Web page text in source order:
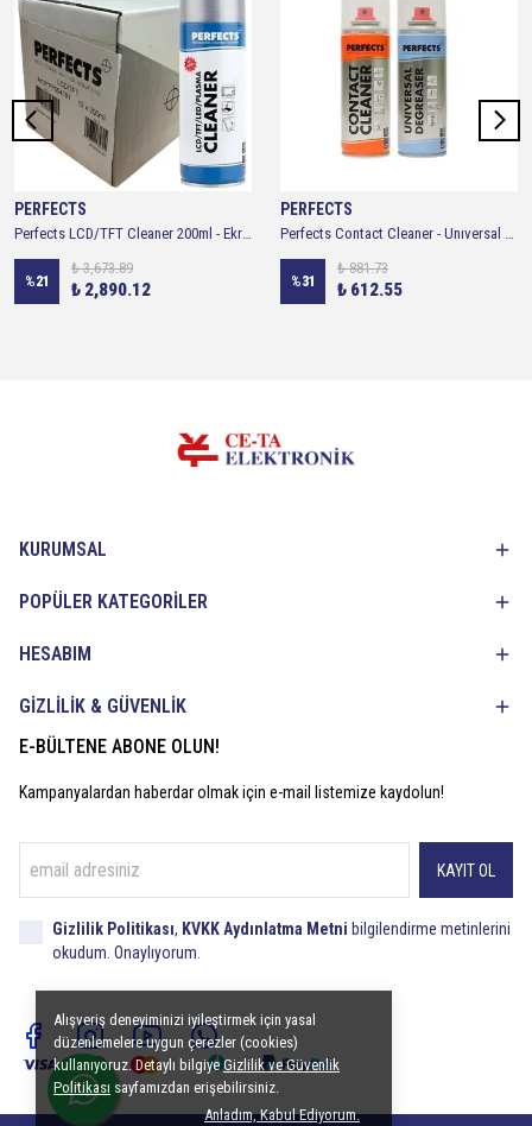
Alışveriş deneyiminizi iyileştirmek için yasal
düzenlemelere uygun çerezler (cookies)
kullanıyoruz. Detaylı bilgiyeGizlilik ve Güvenlik
Politikası sayfamızdan erişebilirsiniz.
Anladım, Kabul Ediyorum.
PERFECTS
Perfects LCD/TFT Cleaner 200ml - Ekran Temizleyici Sprey ( 1 Kutu - 12 Adet )
%21
₺ 3,673.89
₺ 2,890.12
PERFECTS
Perfects Contact Cleaner - Unıversal Degreaser Cleaner Yağlı Ve Yağsız Kontak Sprey 2li
%31
₺ 881.73
₺ 612.55
KURUMSAL
POPÜLER KATEGORİLER
HESABIM
GİZLİLİK & GÜVENLİK
E-BÜLTENE ABONE OLUN!
Kampanyalardan haberdar olmak için e-mail listemize kaydolun!
KAYIT OL
Gizlilik Politikası, KVKK Aydınlatma Metni bilgilendirme metinlerini
okudum. Onaylıyorum.